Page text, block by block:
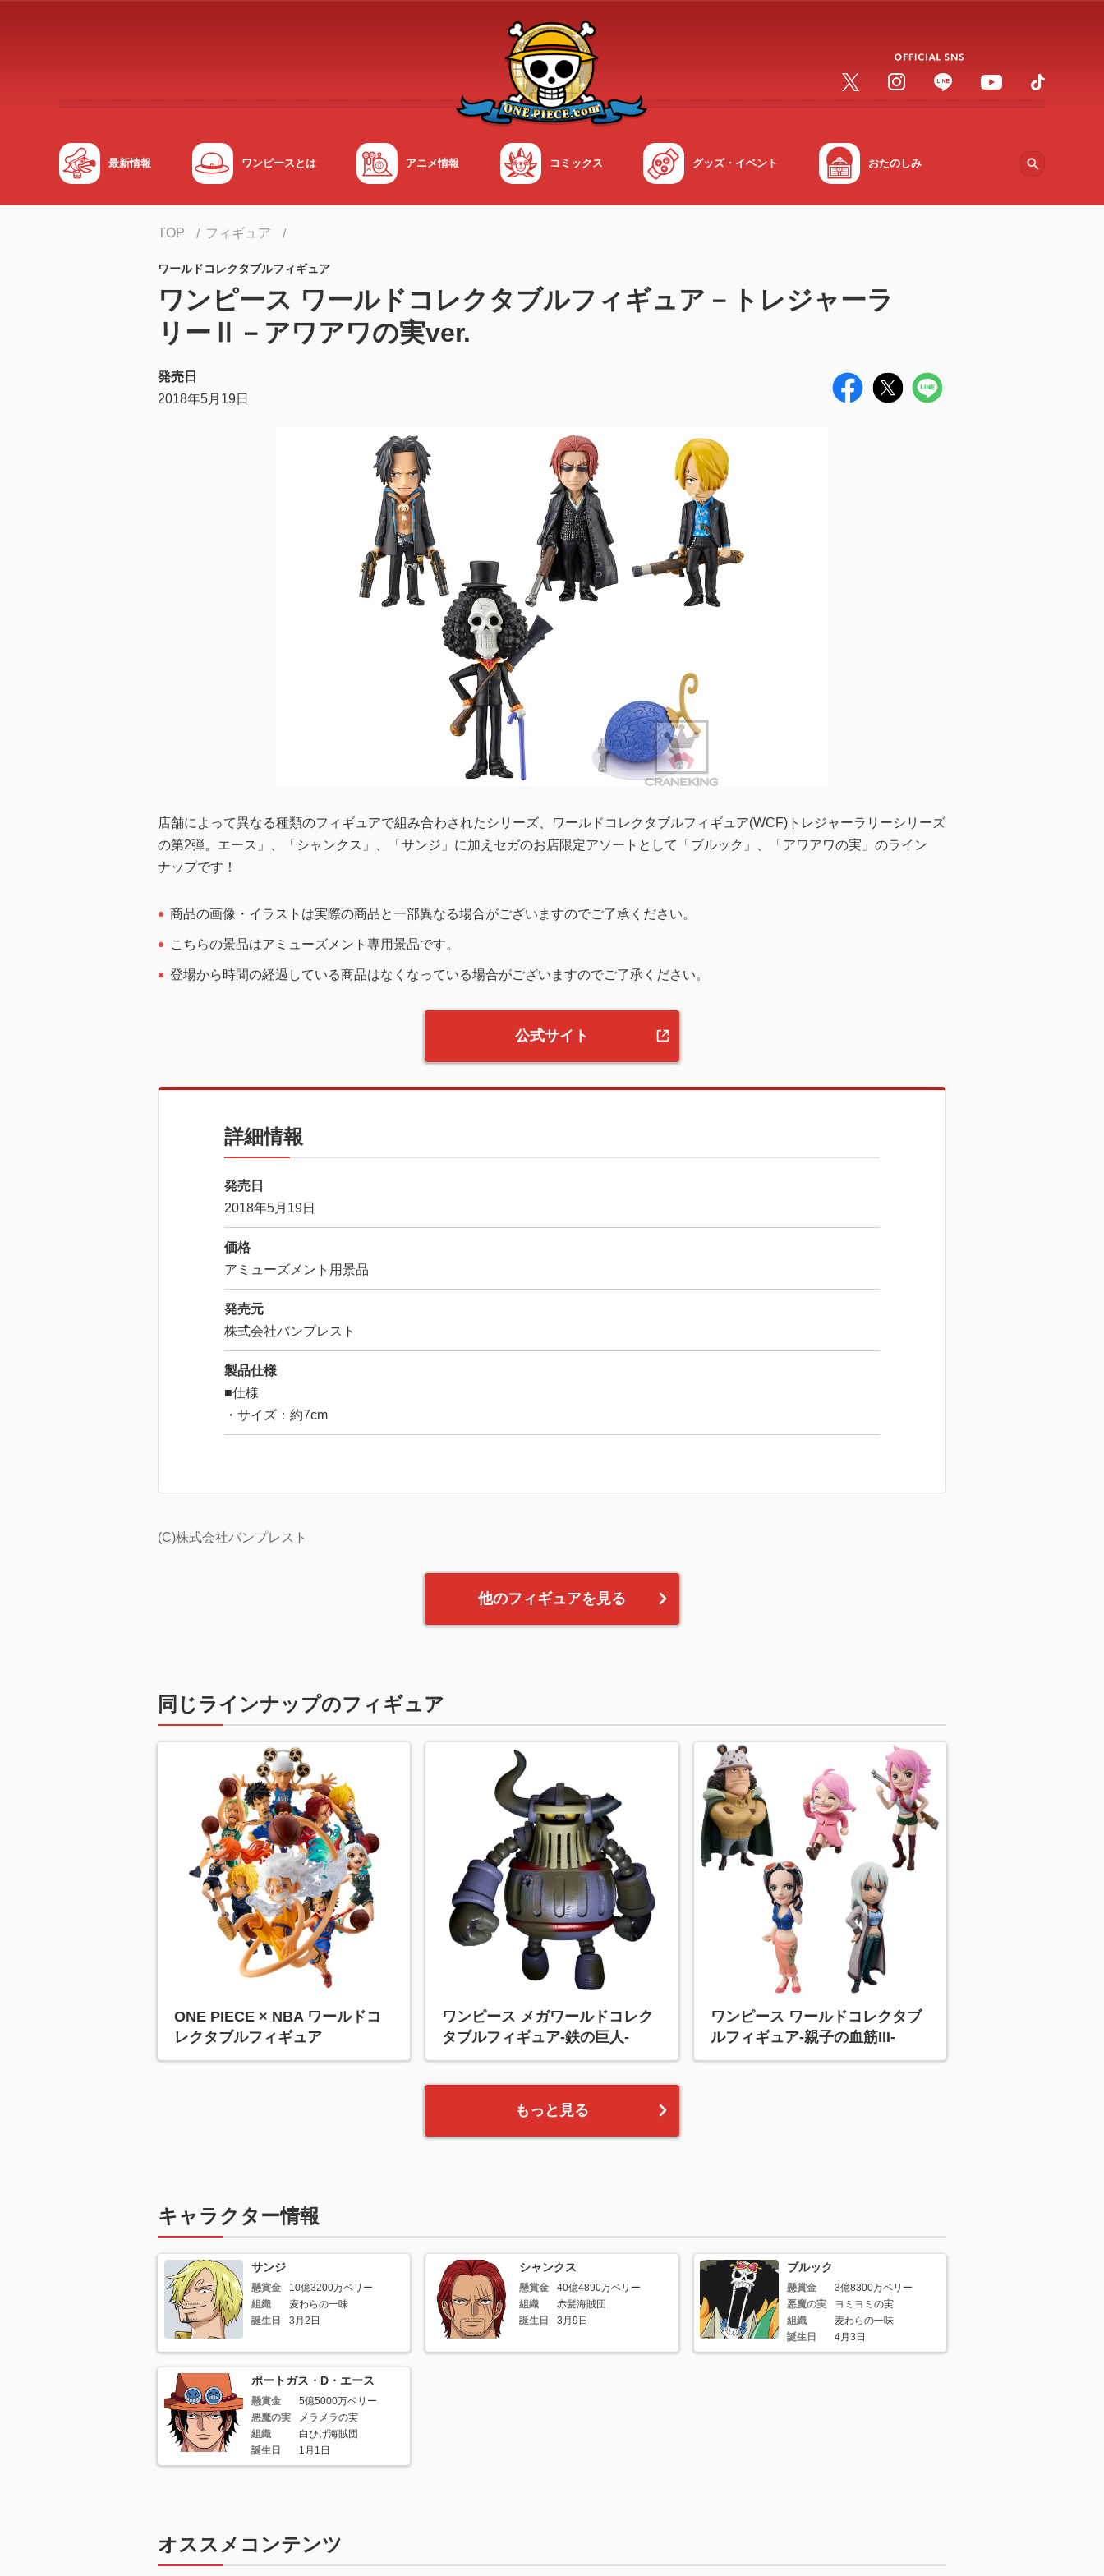
最新情報 ワンピースとは アニメ情報 コミックス グッズ・イベント おたのしみ
TOP フィギュア
ワールドコレクタブルフィギュア
ワンピース ワールドコレクタブルフィギュア－トレジャーラ
リーⅡ－アワアワの実ver.
発売日
2018年5月19日
店舗によって異なる種類のフィギュアで組み合わされたシリーズ、ワールドコレクタブルフィギュア(WCF)トレジャーラリーシリーズ
の第2弾。エース」、「シャンクス」、「サンジ」に加えセガのお店限定アソートとして「ブルック」、「アワアワの実」のライン
ナップです！
商品の画像・イラストは実際の商品と一部異なる場合がございますのでご了承ください。
こちらの景品はアミューズメント専用景品です。
登場から時間の経過している商品はなくなっている場合がございますのでご了承ください。
公式サイト
詳細情報
発売日
2018年5月19日
価格
アミューズメント用景品
発売元
株式会社バンプレスト
製品仕様
■仕様
・サイズ：約7cm
(C)株式会社バンプレスト
他のフィギュアを見る
同じラインナップのフィギュア
ONE PIECE × NBA ワールドコ
レクタブルフィギュア
ワンピース メガワールドコレク
タブルフィギュア-鉄の巨人-
ワンピース ワールドコレクタブ
ルフィギュア-親子の血筋III-
もっと見る
キャラクター情報
サンジ
懸賞金
10億3200万ベリー
組織
麦わらの一味
誕生日
3月2日
シャンクス
懸賞金
40億4890万ベリー
組織
赤髪海賊団
誕生日
3月9日
ブルック
懸賞金
3億8300万ベリー
悪魔の実
ヨミヨミの実
組織
麦わらの一味
誕生日
4月3日
ポートガス・D・エース
懸賞金
5億5000万ベリー
悪魔の実
メラメラの実
組織
白ひげ海賊団
誕生日
1月1日
オススメコンテンツ